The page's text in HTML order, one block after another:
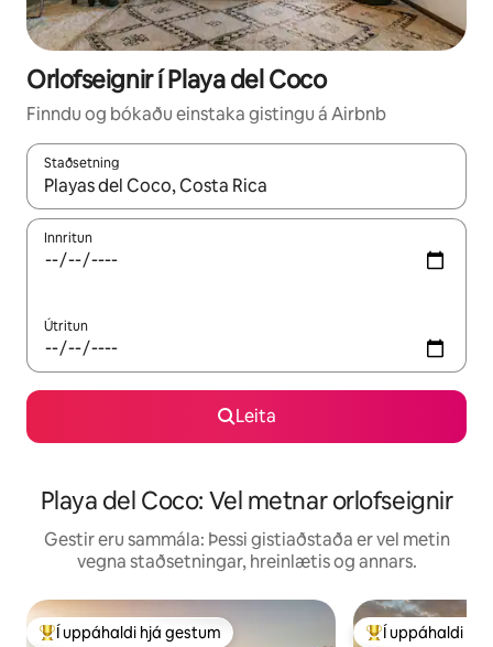
Orlofseignir í Playa del Coco
Finndu og bókaðu einstaka gistingu á Airbnb
Staðsetning
Þegar niðurstöður liggja fyrir skaltu nota upp og niður
Innritun
Útritun
Leita
Playa del Coco: Vel metnar orlofseignir
Gestir eru sammála: Þessi gistiaðstaða er vel metin
vegna staðsetningar, hreinlætis og annars.
Í mestu uppáhaldi hjá gestum
Í uppáhaldi hjá gestum Í mestu
Í uppáhaldi